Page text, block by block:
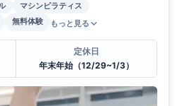
マシンピラティス
無料体験 もっと見る
定休日
年末年始（12/29~1/3）